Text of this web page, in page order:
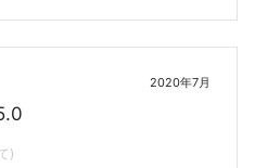
2020年7月
)